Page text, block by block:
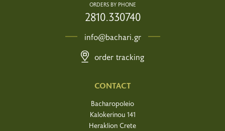
CONTACT
Bacharopoleio
Kalokerinou 141
Heraklion Crete
ORDERS BY PHONE
2810.330740
info@bachari.gr
order tracking